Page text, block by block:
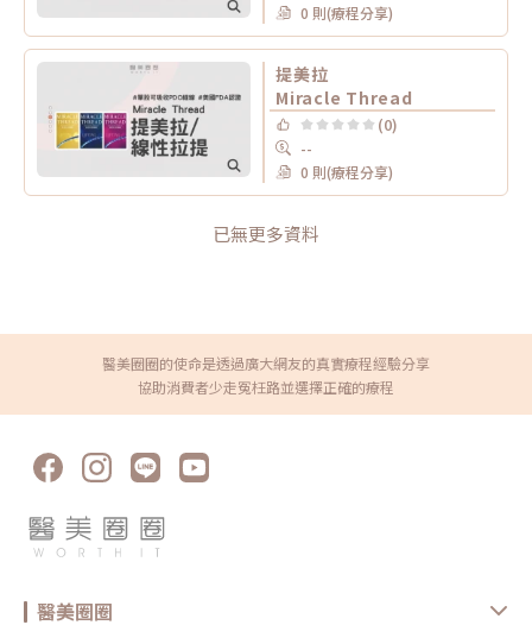
0 則(療程分享)
提美拉
Miracle Thread
(0)
--
0 則(療程分享)
已無更多資料
醫美圈圈的使命是透過廣大網友的真實療程經驗分享
協助消費者少走冤枉路並選擇正確的療程
醫美圈圈